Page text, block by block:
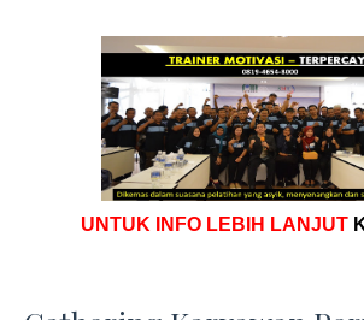
UNTUK INFO LEBIH LANJUT